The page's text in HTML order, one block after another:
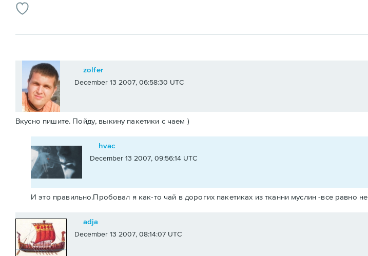
zolfer
December 13 2007, 06:58:30 UTC
Вкусно пишите. Пойду, выкину пакетики с чаем )
hvac
December 13 2007, 09:56:14 UTC
И это правильно.Пробовал я как-то чай в дорогих пакетиках из тканни муслин -все равно
adja
December 13 2007, 08:14:07 UTC